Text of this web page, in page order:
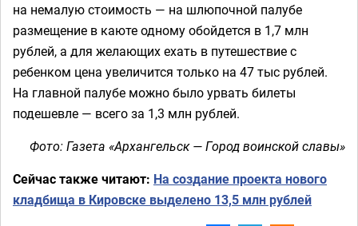
на немалую стоимость — на шлюпочной палубе
размещение в каюте одному обойдется в 1,7 млн
рублей, а для желающих ехать в путешествие с
ребенком цена увеличится только на 47 тыс рублей.
На главной палубе можно было урвать билеты
подешевле — всего за 1,3 млн рублей.
Фото: Газета «Архангельск — Город воинской славы»
Сейчас также читают: На создание проекта нового
кладбища в Кировске выделено 13,5 млн рублей